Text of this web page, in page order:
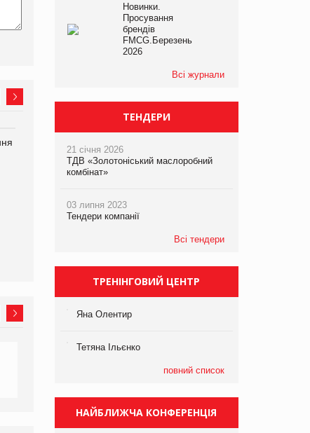
харчових добавок Thorne
знищення своєї продукції
на складі після російської
Новинки.
Просування
брендів
FMCG.Березень
2026
Всі журнали
ТЕНДЕРИ
21 січня 2026
ТДВ «Золотоніський маслоробний
комбінат»
03 липня 2023
Тендери компанії
Всі тендери
ТРЕНІНГОВИЙ ЦЕНТР
Яна Олентир
Тетяна Ільєнко
повний список
НАЙБЛИЖЧА КОНФЕРЕНЦІЯ